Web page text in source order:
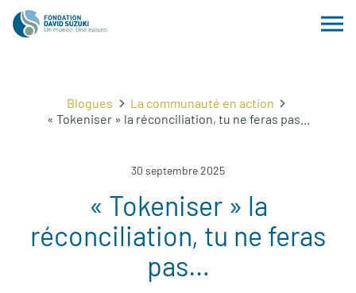
Blogues
La communauté en action
« Tokeniser » la réconciliation, tu ne feras pas...
30 septembre 2025
« Tokeniser » la
réconciliation, tu ne feras
pas…